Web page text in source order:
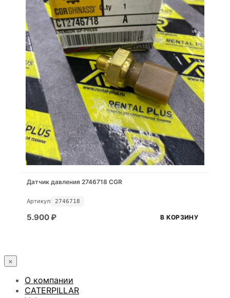
Датчик давления 2746718 CGR
Артикул: 2746718
5.900₽ В КОРЗИНУ
×
О компании
CATERPILLAR